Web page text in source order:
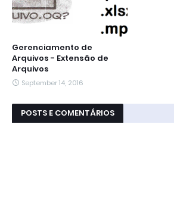
Gerenciamento de
Arquivos - Extensão de
Arquivos
September 14, 2016
POSTS E COMENTÁRIOS